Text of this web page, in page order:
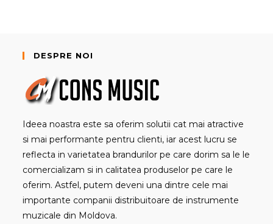
DESPRE NOI
Ideea noastra este sa oferim solutii cat mai atractive
si mai performante pentru clienti, iar acest lucru se
reflecta in varietatea brandurilor pe care dorim sa le le
comercializam si in calitatea produselor pe care le
oferim. Astfel, putem deveni una dintre cele mai
importante companii distribuitoare de instrumente
muzicale din Moldova.